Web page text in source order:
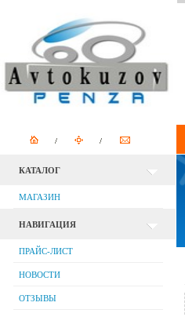
КАТАЛОГ
МАГАЗИН
НАВИГАЦИЯ
ПРАЙС-ЛИСТ
НОВОСТИ
ОТЗЫВЫ